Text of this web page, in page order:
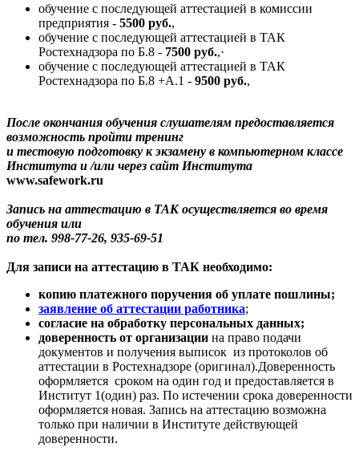
обучение с последующей аттестацией в комиссии
предприятия - 5500 руб.,
обучение с последующей аттестацией в ТАК
Ростехнадзора по Б.8 - 7500 руб.,·
обучение с последующей аттестацией в ТАК
Ростехнадзора по Б.8 +А.1 - 9500 руб.,
После окончания обучения слушателям предоставляется
возможность пройти тренинг
и тестовую подготовку к экзамену в компьютерном классе
Института и /или через сайт Института
www.safework.ru
Запись на аттестацию в ТАК осуществляется во время
обучения или
по тел. 998-77-26, 935-69-51
Для записи на аттестацию в ТАК необходимо:
копию платежного поручения об уплате пошлины;
заявление об аттестации работника;
cогласие на обработку персональных данных;
доверенность от организации на право подачи
документов и получения выписок из протоколов об
аттестации в Ростехнадзоре (оригинал).Доверенность
оформляется сроком на один год и предоставляется в
Институт 1(один) раз. По истечении срока доверенности
оформляется новая. Запись на аттестацию возможна
только при наличии в Институте действующей
доверенности.